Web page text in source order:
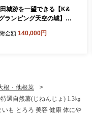
城跡を一望できる【K&
ランピング天空の城】１
金額 140,000円
根・他根菜
選自然薯(じねんじょ) 1.3㎏
も とろろ 美容 健康 体にや